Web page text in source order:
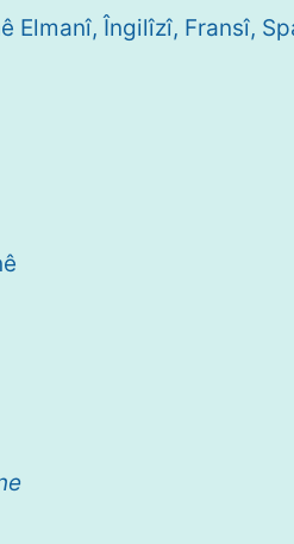
Elmanî, Îngilîzî, Fransî,